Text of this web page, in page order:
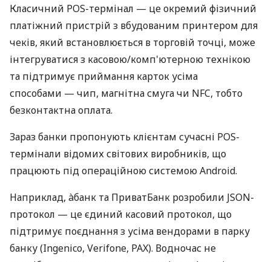
Класичний POS-термінал — це окремий фізичний
платіжний пристрій з вбудованим принтером для
чеків, який встановлюється в торговій точці, може
інтегруватися з касовою/комп'ютерною технікою
та підтримує приймання карток усіма
способами — чип, магнітна смуга чи NFC, тобто
безконтактна оплата.
Зараз банки пропонують клієнтам сучасні POS-
термінали відомих світових виробників, що
працюють під операційною системою Android.
Наприклад, àбанк та ПриватБанк розробили JSON-
протокол — це єдиний касовий протокол, що
підтримує поєднання з усіма вендорами в парку
банку (Ingenico, Verifone, PAX). Водночас не